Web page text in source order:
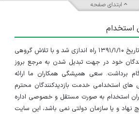
ابتدای صفحه
استخدام
سایت ایران استخدام در تاریخ ۱۳۹۱/۱/۱۰ راه اندازی شد و با تلاش گروهی
خود در جهت تبدیل شدن به مرجع بروز
برداشت. سعی همیشگی همکاران ما ارائه
های استخدامی خدمت بازدیدکنندگان محترم
استخدام به صورت مستقل و خصوصی اداره
و یا سازمان دولتی نمی باشد، این سایت